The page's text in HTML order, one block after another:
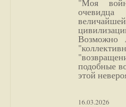
"Моя
Возможно
подобные
этой
16.03.2026